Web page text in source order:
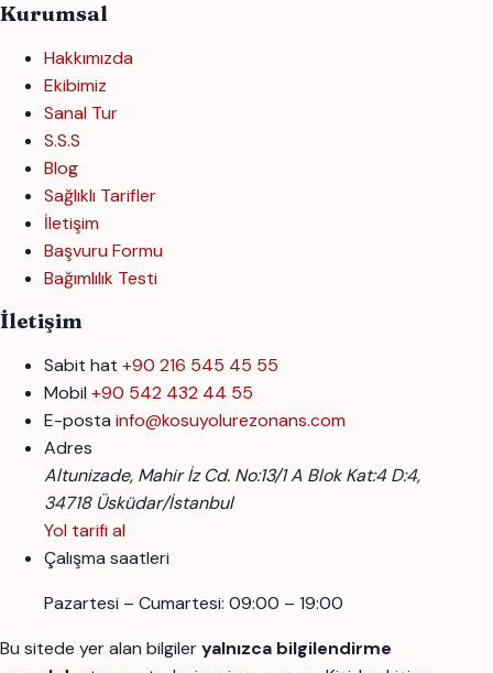
Kurumsal
Hakkımızda
Ekibimiz
Sanal Tur
S.S.S
Blog
Sağlıklı Tarifler
İletişim
Başvuru Formu
Bağımlılık Testi
İletişim
Sabit hat +90 216 545 45 55
Mobil +90 542 432 44 55
E-posta info@kosuyolurezonans.com
Adres
Altunizade, Mahir İz Cd. No:13/1 A Blok Kat:4 D:4,
34718 Üsküdar/İstanbul
Yol tarifi al
Çalışma saatleri
Pazartesi – Cumartesi: 09:00 – 19:00
Bu sitede yer alan bilgileryalnızca bilgilendirme